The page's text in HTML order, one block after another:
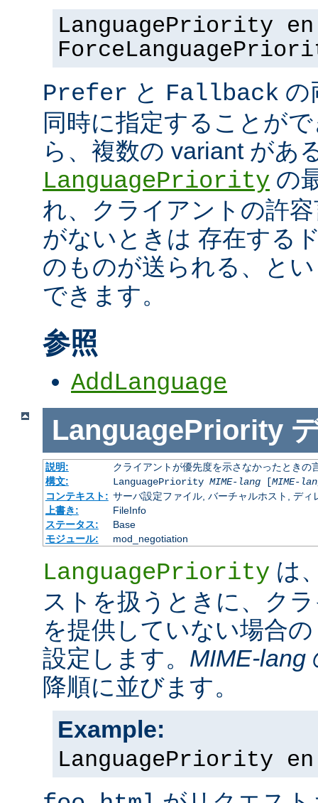
LanguagePriority
Prefer と Fallback の
同時に指定することが
ら、複数の variant があ
LanguagePriority の
れ、クライアントの許
がないときは 存在する
のものが送られる、と
できます。
参照
AddLanguage
LanguagePriority
説明:
クライアントが優先度を示さなかったときの
構文:
LanguagePriority MIME-lang[MIME-
コンテキスト: サーバ設定ファイル, バーチャルホスト, ディ
上書き:
FileInfo
ステータス:
Base
モジュール:
mod_negotiation
LanguagePriority は
ストを扱うときに、ク
を提供していない場合
設定します。 MIME-lang
降順に並びます。
Example:
LanguagePriority